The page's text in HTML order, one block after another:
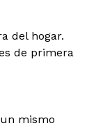
del hogar.
de primera
mismo